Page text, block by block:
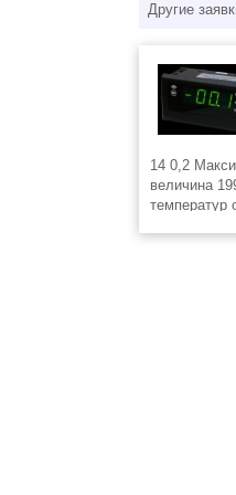
Другие
14 0,2
величина
температур